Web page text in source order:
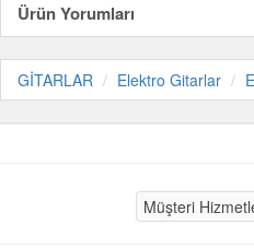
Ürün Yorumları
GİTARLAR Elektro Gitarlar
Müşteri